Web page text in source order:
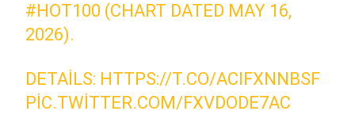
#HOT100 (CHART DATED MAY 16,
2026).
DETAILS: HTTPS://T.CO/ACIFXNNBSF
PIC.TWITTER.COM/FXVDODE7AC